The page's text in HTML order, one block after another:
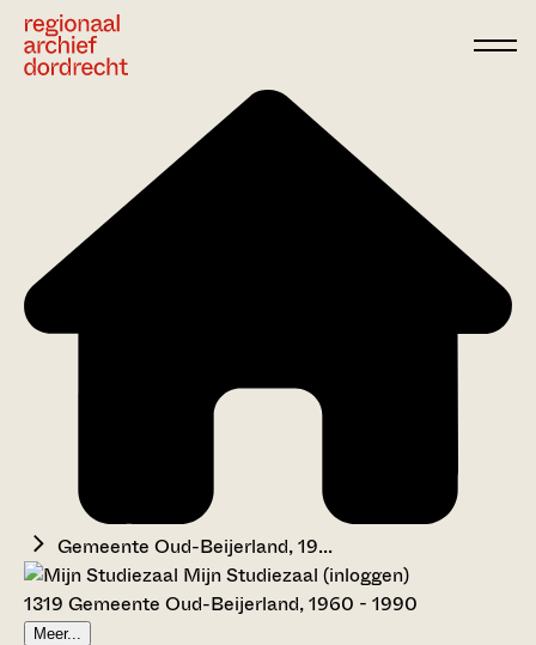
Gemeente Oud-Beijerland, 19...
Mijn Studiezaal (inloggen)
1319 Gemeente Oud-Beijerland, 1960 - 1990
Meer...